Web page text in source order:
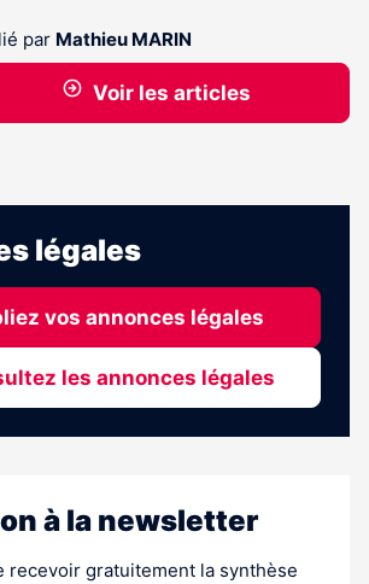
par Mathieu MARIN
Voir les articles
légales
vos annonces légales
les annonces légales
à la newsletter
recevoir gratuitement la synthèse